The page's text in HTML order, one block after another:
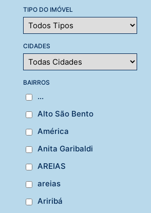
TIPO DO IMÓVEL
CIDADES
BAIRROS
...
Alto São Bento
América
Anita Garibaldi
AREIAS
areias
Ariribá